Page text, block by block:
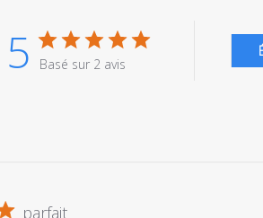
5 Basé sur 2 avis
parfait